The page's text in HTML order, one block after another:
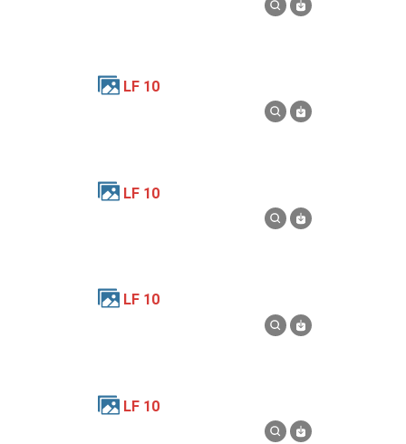
LF 10
LF 10
LF 10
LF 10